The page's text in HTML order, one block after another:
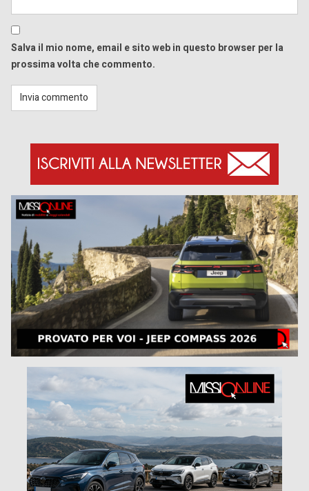
Salva il mio nome, email e sito web in questo browser per la
prossima volta che commento.